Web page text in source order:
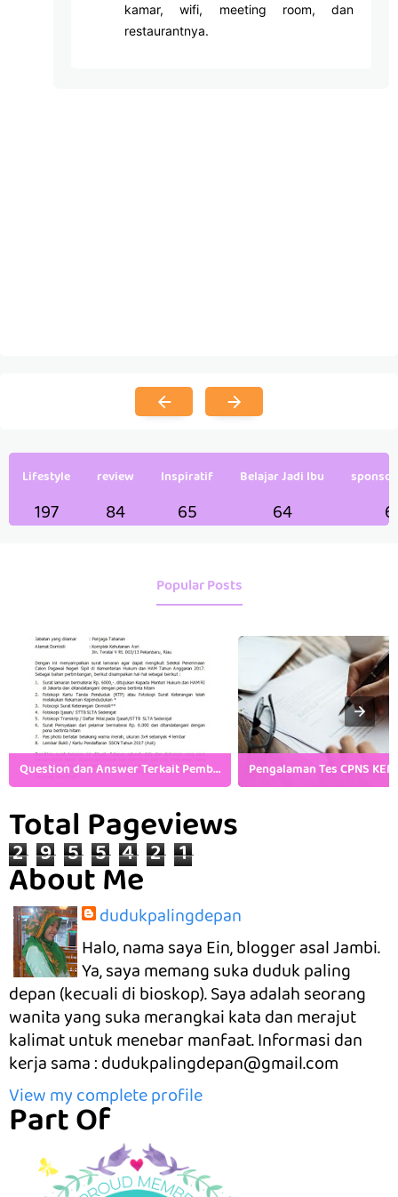
kamar, wifi, meeting room, dan
restaurantnya.
Lifestyle
197
review
84
Inspiratif
65
Belajar Jadi Ibu
64
Popular Posts
Question dan Answer Terkait Pembukaan CPNS Kemenkumham
Total Pageviews
2 9 5 5 4 2 1
About Me
dudukpalingdepan
Halo, nama saya Ein, blogger asal Jambi.
Ya, saya memang suka duduk paling
depan (kecuali di bioskop). Saya adalah seorang
wanita yang suka merangkai kata dan merajut
kalimat untuk menebar manfaat. Informasi dan
kerja sama : dudukpalingdepan@gmail.com
View my complete profile
Part Of